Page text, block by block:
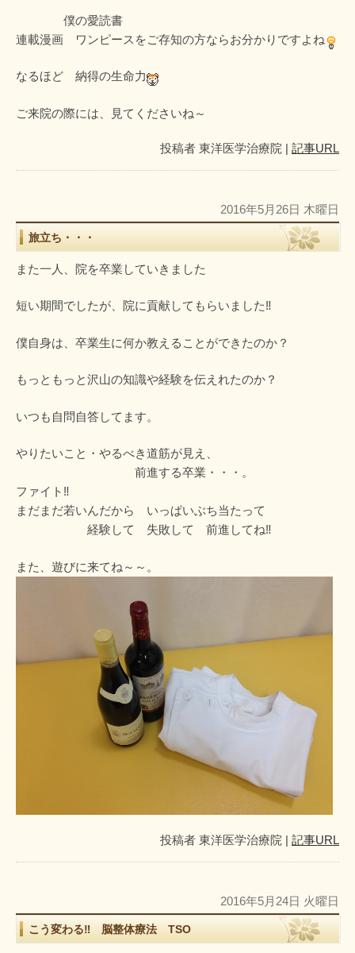
僕の愛読書
連載漫画 ワンピースをご存知の方ならお分かりですよね
なるほど 納得の生命力
ご来院の際には、見てくださいね～
投稿者 東洋医学治療院 | 記事URL
2016年5月26日 木曜日
旅立ち・・・
また一人、院を卒業していきました
短い期間でしたが、院に貢献してもらいました‼
僕自身は、卒業生に何か教えることができたのか？
もっともっと沢山の知識や経験を伝えれたのか？
いつも自問自答してます。
やりたいこと・やるべき道筋が見え、
前進する卒業・・・。
ファイト‼
まだまだ若いんだから いっぱいぶち当たって
経験して 失敗して 前進してね‼
また、遊びに来てね～～。
投稿者 東洋医学治療院 | 記事URL
2016年5月24日 火曜日
こう変わる‼ 脳整体療法 TSO